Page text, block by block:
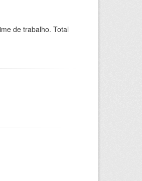
de trabalho. Total